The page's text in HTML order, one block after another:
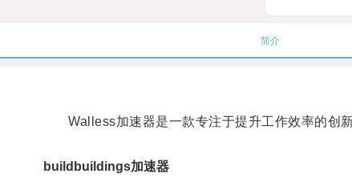
简介
Walless加速器是一款专注于提升工作效率的创新
buildbuildings加速器